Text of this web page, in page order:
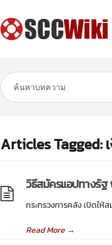
Articles Tagged:
วิธีสมัครแอปทางรั
กระทรวงการคลัง เปิดให้
Read More→